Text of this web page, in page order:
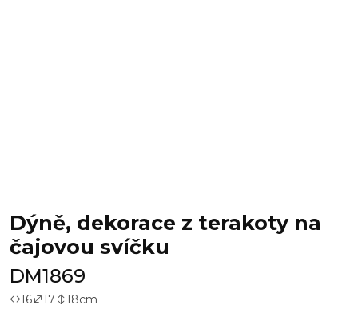
Dýně, dekorace z terakoty na
čajovou svíčku
DM1869
16 17 18cm